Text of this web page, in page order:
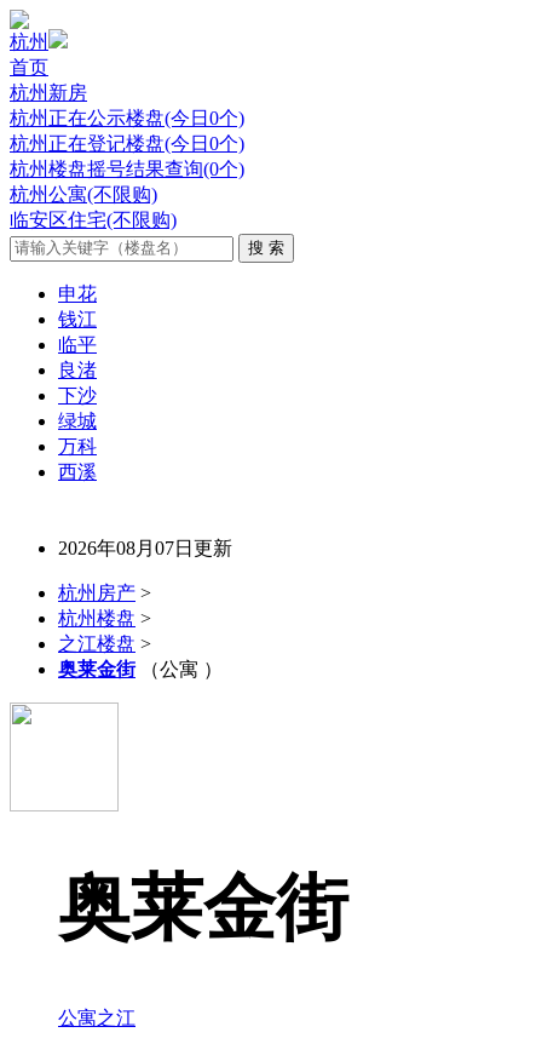
杭州
首页
杭州新房
杭州正在公示楼盘(今日0个)
杭州正在登记楼盘(今日0个)
杭州楼盘摇号结果查询(0个)
杭州公寓(不限购)
临安区住宅(不限购)
申花
钱江
临平
良渚
下沙
绿城
万科
西溪
2026年08月07日更新
杭州房产 >
杭州楼盘 >
之江楼盘 >
奥莱金街（公寓 ）
奥莱金街
公寓之江